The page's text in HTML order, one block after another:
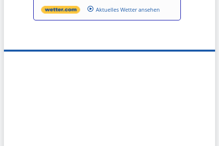
Aktuelles Wetter ansehen